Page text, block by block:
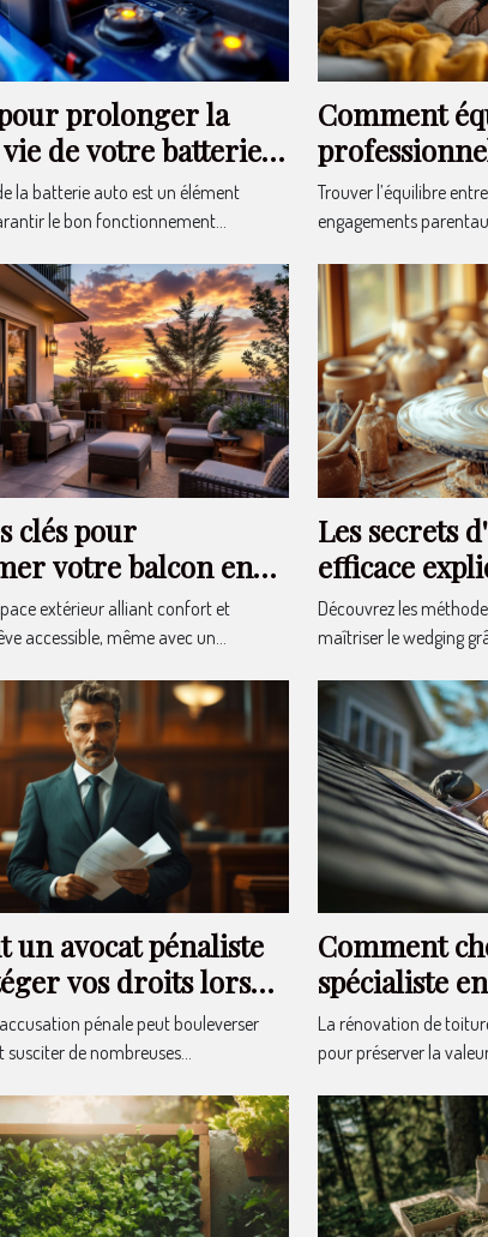
prolonger la
de votre batterie
la batterie auto est un élément
le bon fonctionnement...
Comment
Trouver l’équilibre
engagements
clés pour
votre balcon en
paix
extérieur alliant confort et
accessible, même avec un...
Les secrets
efficace
Découvrez les
maîtriser le wedging
un avocat pénaliste
vos droits lors
?
pénale peut bouleverser
de nombreuses...
Comment
spécialiste
votre
La rénovation de
pour préserver la valeur